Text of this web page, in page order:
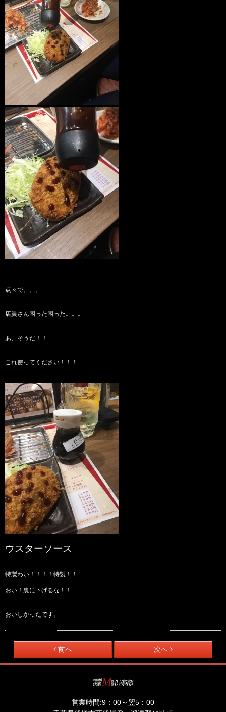
点々で。。。
店員さん困った困った。。。
あ、そうだ！！
これ使ってください！！！
ウスターソース
特製わい！！！！特製！！
おい！裏に下げるな！！
おいしかったです。
前へ 次へ
営業時間:9：00～翌5：00